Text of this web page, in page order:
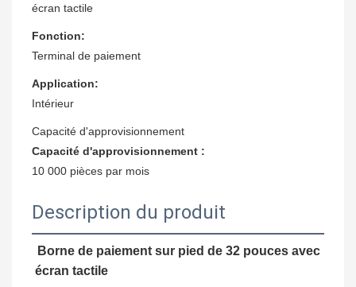
écran tactile
Fonction:
Terminal de paiement
Application:
Intérieur
Capacité d'approvisionnement
Capacité d'approvisionnement :
10 000 pièces par mois
Description du produit
Borne de paiement sur pied de 32 pouces avec
écran tactile